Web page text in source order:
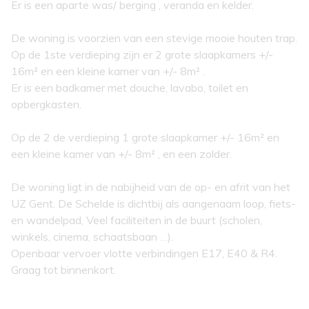
Er is een aparte was/ berging , veranda en kelder.
De woning is voorzien van een stevige mooie houten trap.
Op de 1ste verdieping zijn er 2 grote slaapkamers +/-
16m² en een kleine kamer van +/- 8m² .
Er is een badkamer met douche, lavabo, toilet en
opbergkasten.
Op de 2 de verdieping 1 grote slaapkamer +/- 16m² en
een kleine kamer van +/- 8m² , en een zolder.
De woning ligt in de nabijheid van de op- en afrit van het
UZ Gent. De Schelde is dichtbij als aangenaam loop, fiets-
en wandelpad, Veel faciliteiten in de buurt (scholen,
winkels, cinema, schaatsbaan …).
Openbaar vervoer vlotte verbindingen E17, E40 & R4.
Graag tot binnenkort.